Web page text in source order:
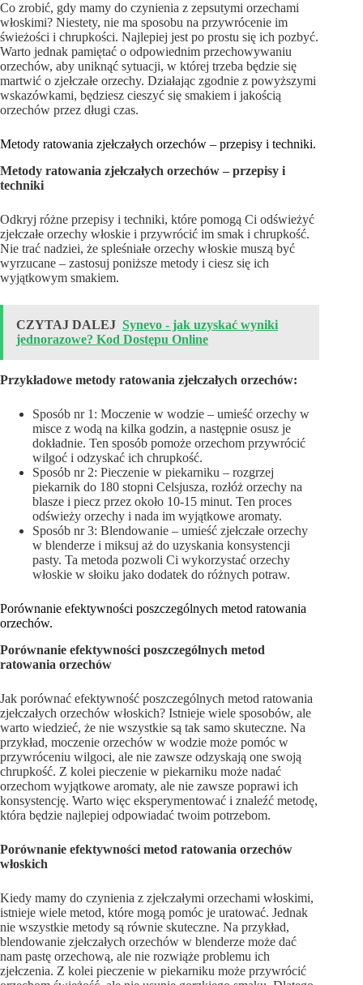
Co zrobić, gdy mamy do czynienia z zepsutymi orzechami
włoskimi? Niestety, nie ma sposobu na przywrócenie im
świeżości i chrupkości. Najlepiej jest po prostu się ich pozbyć.
Warto jednak pamiętać o odpowiednim przechowywaniu
orzechów, aby uniknąć sytuacji, w której trzeba będzie się
martwić o zjełczałe orzechy. Działając zgodnie z powyższymi
wskazówkami, będziesz cieszyć się smakiem i jakością
orzechów przez długi czas.
Metody ratowania zjełczałych orzechów – przepisy i techniki.
Metody ratowania zjełczałych orzechów – przepisy i
techniki
Odkryj różne przepisy i techniki, które pomogą Ci odświeżyć
zjełczałe orzechy włoskie i przywrócić im smak i chrupkość.
Nie trać nadziei, że spleśniałe orzechy włoskie muszą być
wyrzucane – zastosuj poniższe metody i ciesz się ich
wyjątkowym smakiem.
CZYTAJ DALEJ Synevo - jak uzyskać wyniki
jednorazowe? Kod Dostępu Online
Przykładowe metody ratowania zjełczałych orzechów:
Sposób nr 1: Moczenie w wodzie – umieść orzechy w
misce z wodą na kilka godzin, a następnie osusz je
dokładnie. Ten sposób pomoże orzechom przywrócić
wilgoć i odzyskać ich chrupkość.
Sposób nr 2: Pieczenie w piekarniku – rozgrzej
piekarnik do 180 stopni Celsjusza, rozłóż orzechy na
blasze i piecz przez około 10-15 minut. Ten proces
odświeży orzechy i nada im wyjątkowe aromaty.
Sposób nr 3: Blendowanie – umieść zjełczałe orzechy
w blenderze i miksuj aż do uzyskania konsystencji
pasty. Ta metoda pozwoli Ci wykorzystać orzechy
włoskie w słoiku jako dodatek do różnych potraw.
Porównanie efektywności poszczególnych metod ratowania
orzechów.
Porównanie efektywności poszczególnych metod
ratowania orzechów
Jak porównać efektywność poszczególnych metod ratowania
zjełczałych orzechów włoskich? Istnieje wiele sposobów, ale
warto wiedzieć, że nie wszystkie są tak samo skuteczne. Na
przykład, moczenie orzechów w wodzie może pomóc w
przywróceniu wilgoci, ale nie zawsze odzyskają one swoją
chrupkość. Z kolei pieczenie w piekarniku może nadać
orzechom wyjątkowe aromaty, ale nie zawsze poprawi ich
konsystencję. Warto więc eksperymentować i znaleźć metodę,
która będzie najlepiej odpowiadać twoim potrzebom.
Porównanie efektywności metod ratowania orzechów
włoskich
Kiedy mamy do czynienia z zjełczałymi orzechami włoskimi,
istnieje wiele metod, które mogą pomóc je uratować. Jednak
nie wszystkie metody są równie skuteczne. Na przykład,
blendowanie zjełczałych orzechów w blenderze może dać
nam pastę orzechową, ale nie rozwiąże problemu ich
zjełczenia. Z kolei pieczenie w piekarniku może przywrócić